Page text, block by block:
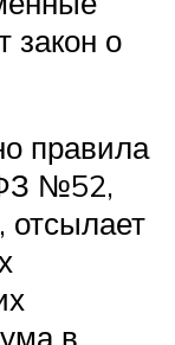
закон о
правила
№52,
отсылает
в